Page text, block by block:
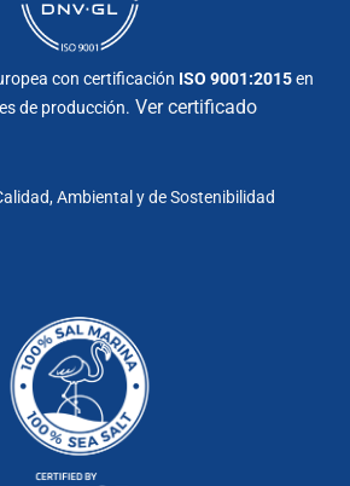
con certificación ISO 9001:2015en
de producción. Ver certificado
Ambiental y de Sostenibilidad